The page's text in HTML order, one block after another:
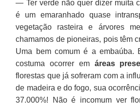
— Ter verde não quer dizer muita
é um emaranhado quase
vegetação rasteira e árvores
chamamos de pioneiras, pois têm
Uma bem comum é a embaúba.
costuma ocorrer em áreas
florestas que já sofreram com a
de madeira e do fogo, sua
37.000%! Não é incomum ver